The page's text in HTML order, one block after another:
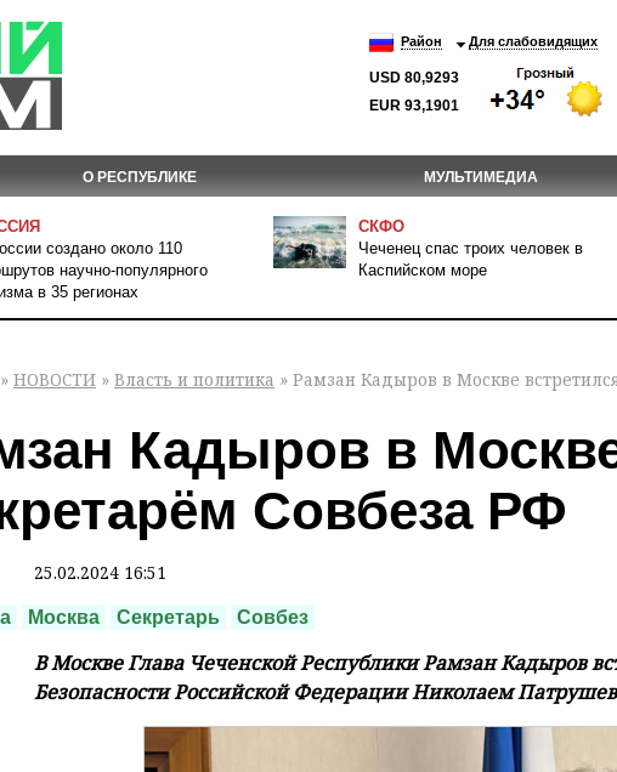
Район Для слабовидящих
USD 80,9293
EUR 93,1901
О РЕСПУБЛИКЕ МУЛЬТИМЕДИА
создано около 110
научно-популярного
в 35 регионах
СКФО
Чеченец спас троих человек в
Каспийском море
» НОВОСТИ » Власть и политика » Рамзан Кадыров в Москве
Кадыров в
Совбеза РФ
25.02.2024 16:51
Москва Секретарь Совбез
В Москве Глава Чеченской Республики Рамзан Кадыров
Безопасности Российской Федерации Николаем